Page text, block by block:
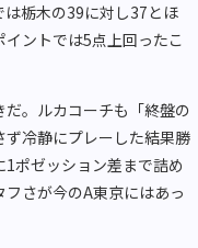
栃木の39に対し37とほ
ントでは5点上回ったこ
。ルカコーチも「終盤の
冷静にプレーした結果勝
ポゼッション差まで詰め
さが今のA東京にはあっ